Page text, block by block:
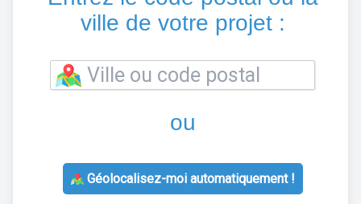
ville de votre projet :
ou
Géolocalisez-moi automatiquement !